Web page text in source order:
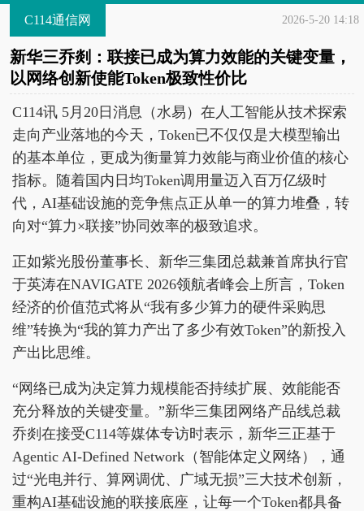
C114通信网 2026-5-20 14:18
新华三乔剡：联接已成为算力效能的关键变量，
以网络创新使能Token极致性价比
C114讯 5月20日消息（水易）在人工智能从技术探索
走向产业落地的今天，Token已不仅仅是大模型输出
的基本单位，更成为衡量算力效能与商业价值的核心
指标。随着国内日均Token调用量迈入百万亿级时
代，AI基础设施的竞争焦点正从单一的算力堆叠，转
向对“算力×联接”协同效率的极致追求。
正如紫光股份董事长、新华三集团总裁兼首席执行官
于英涛在NAVIGATE 2026领航者峰会上所言，Token
经济的价值范式将从“我有多少算力的硬件采购思
维”转换为“我的算力产出了多少有效Token”的新投入
产出比思维。
“网络已成为决定算力规模能否持续扩展、效能能否
充分释放的关键变量。”新华三集团网络产品线总裁
乔剡在接受C114等媒体专访时表示，新华三正基于
Agentic AI-Defined Network（智能体定义网络），通
过“光电并行、算网调优、广域无损”三大技术创新，
重构AI基础设施的联接底座，让每一个Token都具备